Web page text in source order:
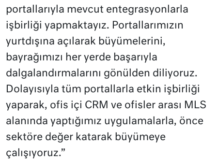
portallarıyla mevcut entegrasyonlarla
işbirliği yapmaktayız. Portallarımızın
yurtdışına açılarak büyümelerini,
bayrağımızı her yerde başarıyla
dalgalandırmalarını gönülden diliyoruz.
Dolayısıyla tüm portallarla etkin işbirliği
yaparak, ofis içi CRM ve ofisler arası MLS
alanında yaptığımız uygulamalarla, önce
sektöre değer katarak büyümeye
çalışıyoruz.”